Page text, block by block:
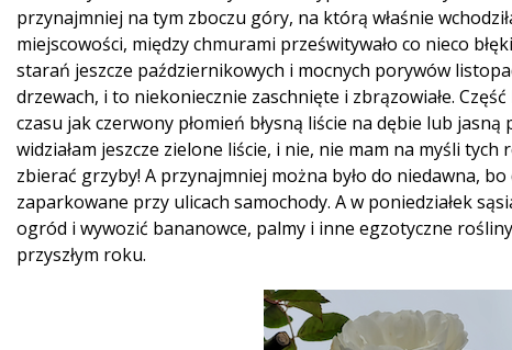
przynajmniej na tym zboczu góry, na którą właśnie
miejscowości, między chmurami prześwitywało co nieco
starań jeszcze październikowych i mocnych porywów
drzewach, i to niekoniecznie zaschnięte i zbrązowiałe.
czasu jak czerwony płomień błysną liście na dębie lub
widziałam jeszcze zielone liście, i nie, nie mam na myśli
zbierać grzyby! A przynajmniej można było do niedawna,
zaparkowane przy ulicach samochody. A w poniedziałek
ogród i wywozić bananowce, palmy i inne egzotyczne
przyszłym roku.